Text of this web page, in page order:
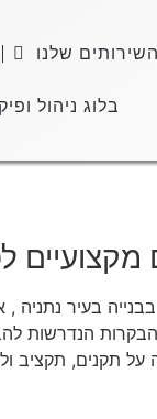
השירותים שלנו
בלוג ניהול
בעיר
הנדרשות
תקנים, תקציב